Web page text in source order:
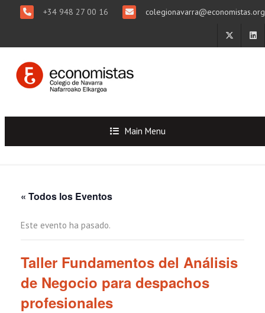
+34 948 27 00 16 colegionavarra@economistas.org
Main Menu
« Todos los Eventos
Este evento ha pasado.
Taller Fundamentos del Análisis
de Negocio para despachos
profesionales